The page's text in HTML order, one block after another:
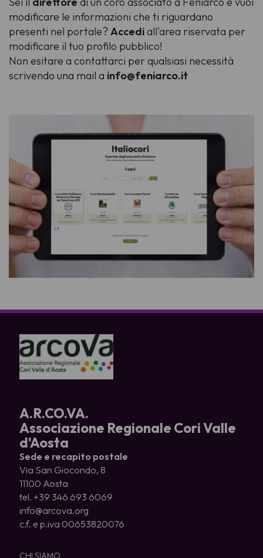
modificare le informazioni che ti riguardano
presenti nel portale?Accediall'area riservata per
modificare il tuo profilo pubblico!
Non esitare a contattarci per qualsiasi necessità
scrivendo una mail a info@feniarco.it
A.R.CO.VA.
Associazione Regionale Cori Valle
d'Aosta
Sede e recapito postale
Via San Giocondo, 8
11100 Aosta
tel. +39 346 693 6069
info@arcova.org
c.f. e p.iva 00653820076
CHI SIAMO